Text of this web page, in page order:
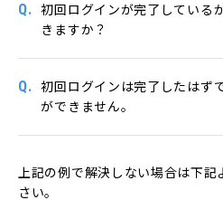
Q.
初回ログインが完了している
きますか？
Q.
初回ログインは完了したはず
ができません。
上記の例で解決しない場合は下
さい。